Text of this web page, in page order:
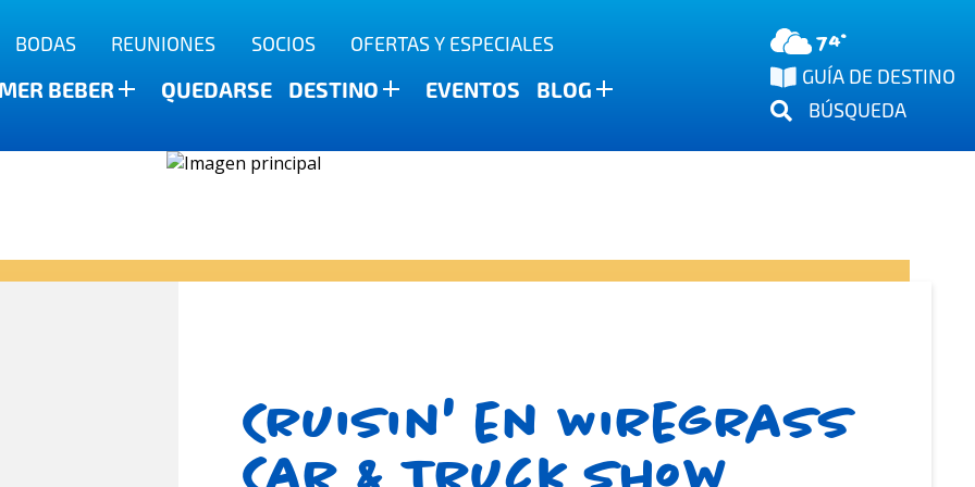
BODAS REUNIONES SOCIOS OFERTAS Y ESPECIALES
BEBER QUEDARSE DESTINO EVENTOS BLOG
74°
GUÍA DE DESTINO
BÚSQUEDA
Cruisin' en Wiregrass